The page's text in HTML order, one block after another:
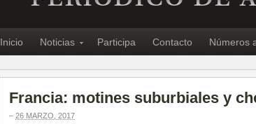
Inicio Noticias Participa Contacto Números
Francia: motines suburbiales y
– 26 MARZO, 2017